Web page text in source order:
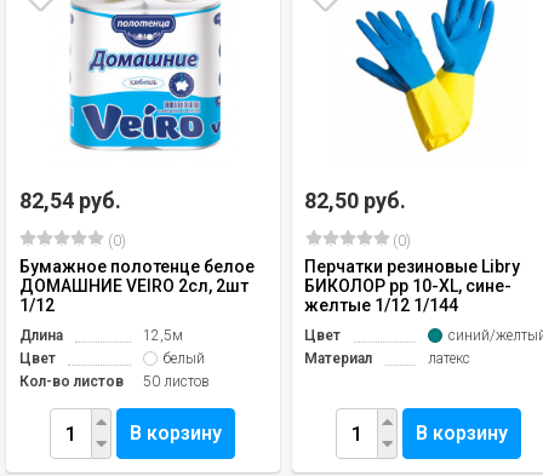
82,54 руб.
(0)
Бумажное полотенце белое
ДОМАШНИЕ VEIRO 2сл, 2шт
1/12
Длина
12,5м
Цвет
белый
Кол-во листов
50 листов
В корзину
82,50 руб.
(0)
Перчатки резиновые Libry
БИКОЛОР рр 10-ХL, сине-
желтые 1/12 1/144
Цвет
синий/
Материал
латекс
В корзину